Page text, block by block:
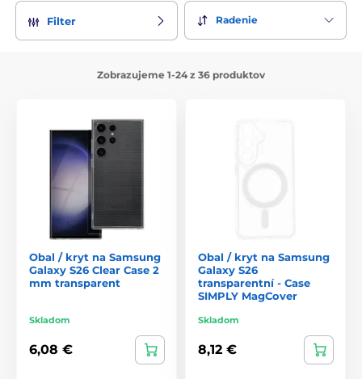
Filter Radenie
Zobrazujeme 1-24 z 36 produktov
Obal / kryt na Samsung
Galaxy S26 Clear Case 2
mm transparent
Skladom
6,08 €
Obal / kryt na Samsung
Galaxy S26
transparentní - Case
SIMPLY MagCover
Skladom
8,12 €